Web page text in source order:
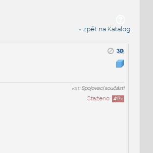
« zpět na Katalog
kat:Spojovací součásti
Staženo: 417x